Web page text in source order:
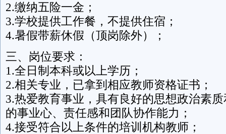
2.缴纳五险一金；
3.学校提供工作餐，不提供住宿；
4.暑假带薪休假（顶岗除外）；
三、岗位要求：
1.全日制本科或以上学历；
2.相关专业，已拿到相应教师资格证书；
3.热爱教育事业，具有良好的思想政治素
的事业心、责任感和团队协作能力；
4.接受符合以上条件的培训机构教师；